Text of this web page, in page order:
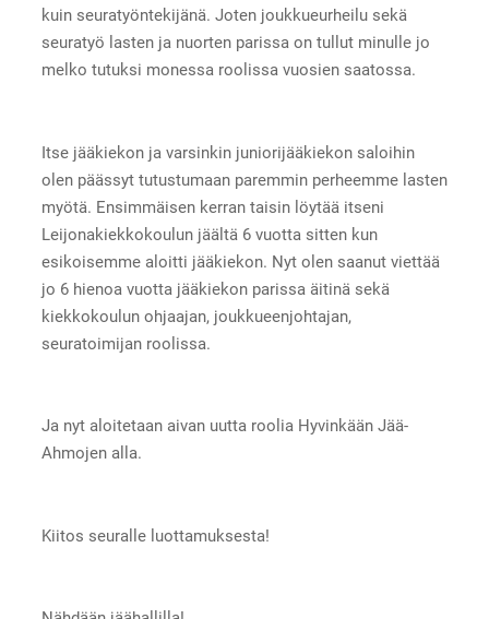
kuin seuratyöntekijänä. Joten joukkueurheilu sekä
seuratyö lasten ja nuorten parissa on tullut minulle jo
melko tutuksi monessa roolissa vuosien saatossa.
Itse jääkiekon ja varsinkin juniorijääkiekon saloihin
olen päässyt tutustumaan paremmin perheemme lasten
myötä. Ensimmäisen kerran taisin löytää itseni
Leijonakiekkokoulun jäältä 6 vuotta sitten kun
esikoisemme aloitti jääkiekon. Nyt olen saanut viettää
jo 6 hienoa vuotta jääkiekon parissa äitinä sekä
kiekkokoulun ohjaajan, joukkueenjohtajan,
seuratoimijan roolissa.
Ja nyt aloitetaan aivan uutta roolia Hyvinkään Jää-
Ahmojen alla.
Kiitos seuralle luottamuksesta!